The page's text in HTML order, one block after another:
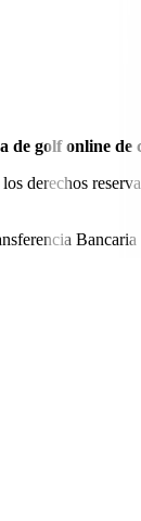
de golf online de
derechos
Bancaria